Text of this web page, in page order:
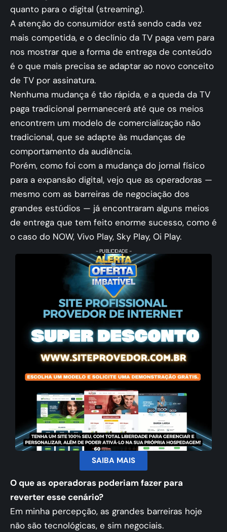
quanto para o digital (streaming).
A atenção do consumidor está sendo cada vez
mais competida, e o declínio da TV paga vem para
nos mostrar que a forma de entrega de conteúdo
é o que mais precisa se adaptar ao novo conceito
de TV por assinatura.
Nenhuma mudança é tão rápida, e a queda da TV
paga tradicional permanecerá até que os meios
encontrem um modelo de comercialização não
tradicional, que se adapte às mudanças de
comportamento da audiência.
Porém, como foi com a mudança do jornal físico
para a expansão digital, vejo que as operadoras —
mesmo com as barreiras de negociação dos
grandes estúdios — já encontraram alguns meios
de entrega que tem feito enorme sucesso, como é
o caso do NOW, Vivo Play, Sky Play, Oi Play.
- PUBLICIDADE -
SAIBA MAIS
O que as operadoras poderiam fazer para
reverter esse cenário?
Em minha percepção, as grandes barreiras hoje
não são tecnológicas, e sim negociais.